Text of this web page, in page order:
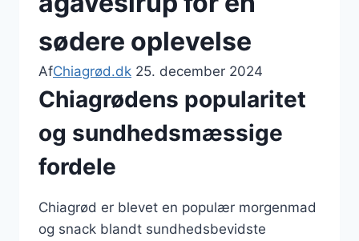
sødere oplevelse
AfChiagrød.dk 25. december 2024
Chiagrødens popularitet
og sundhedsmæssige
fordele
Chiagrød er blevet en populær morgenmad
og snack blandt sundhedsbevidste